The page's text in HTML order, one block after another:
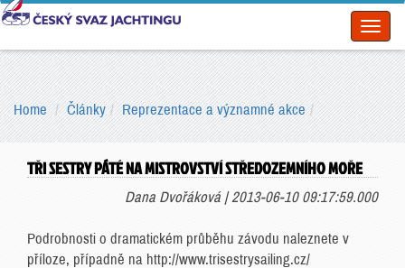
Home Články Reprezentace a významné akce
TŘI SESTRY PÁTÉ NA MISTROVSTVÍ STŘEDOZEMNÍHO MOŘE
Dana Dvořáková | 2013-06-10 09:17:59.000
Podrobnosti o dramatickém průběhu závodu naleznete v
příloze, případně na http://www.trisestrysailing.cz/